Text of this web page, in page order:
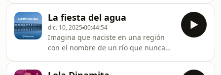
vender chicles o cigarros, juntan lo
suficiente volverán a dormir ahí, sino,
irán de vuelta a los bajo puentes,
junto a las más de 2,000 personas en
situación de calle que hay en la
capital. Ricardo Hernández nos
La fiesta del agua
dic. 10, 2025 00:44:54
Imagina que naciste en una región
con el nombre de un río que nunca